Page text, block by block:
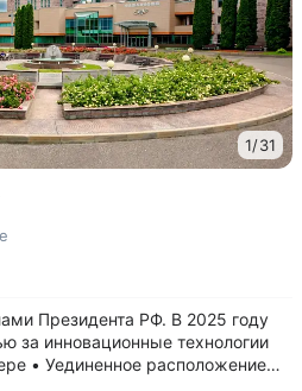
1/31
Президента РФ. В 2025 году
за инновационные технологии
• Уединенное расположение